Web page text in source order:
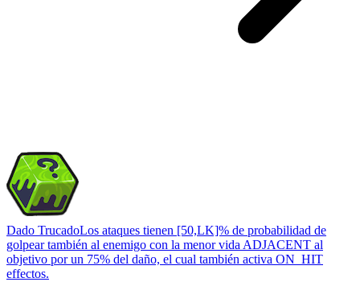
Dado TrucadoLos ataques tienen [50,LK]% de probabilidad de
golpear también al enemigo con la menor vida ADJACENT al
objetivo por un 75% del daño, el cual también activa ON_HIT
effectos.